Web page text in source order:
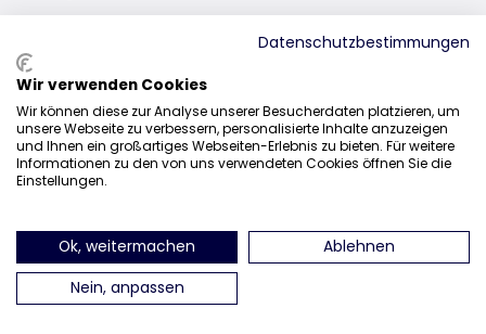
znajdź nas na Instagramieznajdź nas na Facebooku
znajdź nas
Datenschutzbestimmungen
Wir verwenden Cookies
Wir können diese zur Analyse unserer Besucherdaten platzieren, um
unsere Webseite zu verbessern, personalisierte Inhalte anzuzeigen
und Ihnen ein großartiges Webseiten-Erlebnis zu bieten. Für weitere
Informationen zu den von uns verwendeten Cookies öffnen Sie die
Einstellungen.
Ok, weitermachen
Ablehnen
Nein, anpassen